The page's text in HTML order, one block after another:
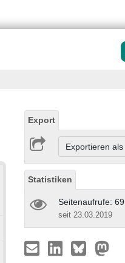
Export
Exportieren
Statistiken
Seitenaufrufe: 69
seit 23.03.2019